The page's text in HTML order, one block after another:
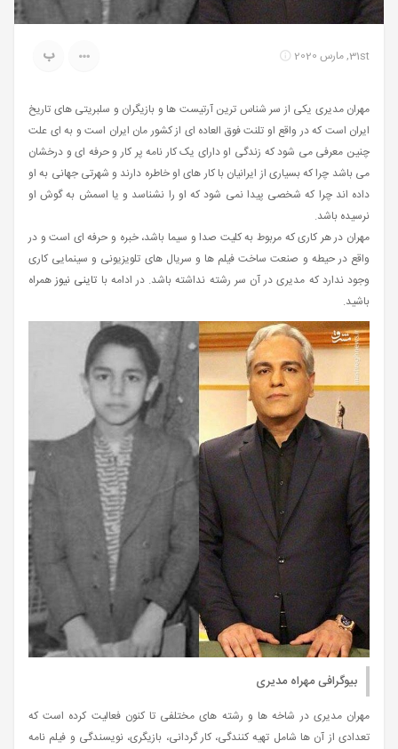
31st, مارس 2020 ب
مهران مدیری یکی از سر شناس ترین آرتیست ها و بازیگران و سلبریتی های تاریخ
ایران است که در واقع او تلنت فوق العاده ای از کشور مان ایران است و به ای علت
چنین معرفی می شود که زندگی او دارای یک کار نامه پر کار و حرفه ای و درخشان
می باشد چرا که بسیاری از ایرانیان با کار های او خاطره دارند و شهرتی جهانی به او
داده اند چرا که شخصی پیدا نمی شود که او را نشناسد و یا اسمش به گوش او
نرسیده باشد.
مهران در هر کاری که مربوط به کلیت صدا و سیما باشد، خبره و حرفه ای است و در
واقع در حيطه و صنعت ساخت فیلم ها و سریال های تلویزیونی و سینمایی کاری
وجود ندارد که مدیری در آن سر رشته نداشته باشد. در ادامه با تاینی نیوزهمراه
باشید.
بیوگرافی مهراه مدیری
مهران مدیری در شاخه ها و رشته های مختلفی تا کنون فعالیت کرده است که
تعدادی از آن ها شامل تهیه کنندگی، کار گردانی، بازیگری، نویسندگی و فیلم نامه